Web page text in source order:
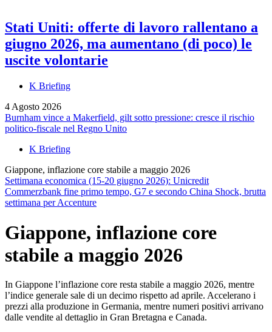
Stati Uniti: offerte di lavoro rallentano a
giugno 2026, ma aumentano (di poco) le
uscite volontarie
K Briefing
4 Agosto 2026
Burnham vince a Makerfield, gilt sotto pressione: cresce il rischio
politico-fiscale nel Regno Unito
K Briefing
Giappone, inflazione core stabile a maggio 2026
Settimana economica (15-20 giugno 2026): Unicredit
Commerzbank fine primo tempo, G7 e secondo China Shock, brutta
settimana per Accenture
Giappone, inflazione core
stabile a maggio 2026
In Giappone l’inflazione core resta stabile a maggio 2026, mentre
l’indice generale sale di un decimo rispetto ad aprile. Accelerano i
prezzi alla produzione in Germania, mentre numeri positivi arrivano
dalle vendite al dettaglio in Gran Bretagna e Canada.